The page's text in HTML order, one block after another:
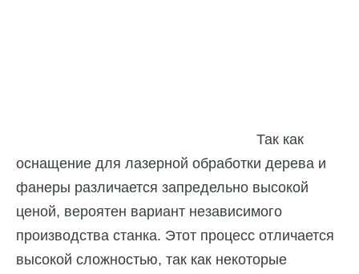
Так как
оснащение для лазерной обработки дерева и
фанеры различается запредельно высокой
ценой, вероятен вариант независимого
производства станка. Этот процесс отличается
высокой сложностью, так как некоторые